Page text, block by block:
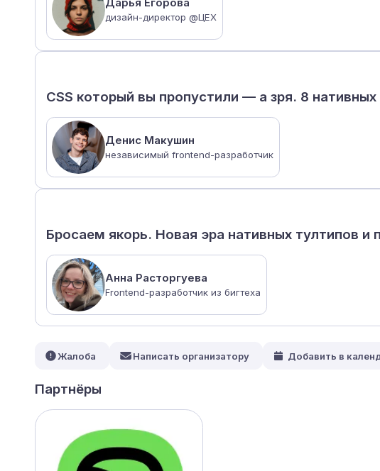
дизайн-директор @ЦЕХ
CSS который вы пропустили — а зря. 8
Денис Макушин
независимый frontend-разработчик
Бросаем якорь. Новая эра нативных тултипов и
Анна Расторгуева
Frontend-разработчик из бигтеха
Жалоба Написать организатору Добавить в
Партнёры